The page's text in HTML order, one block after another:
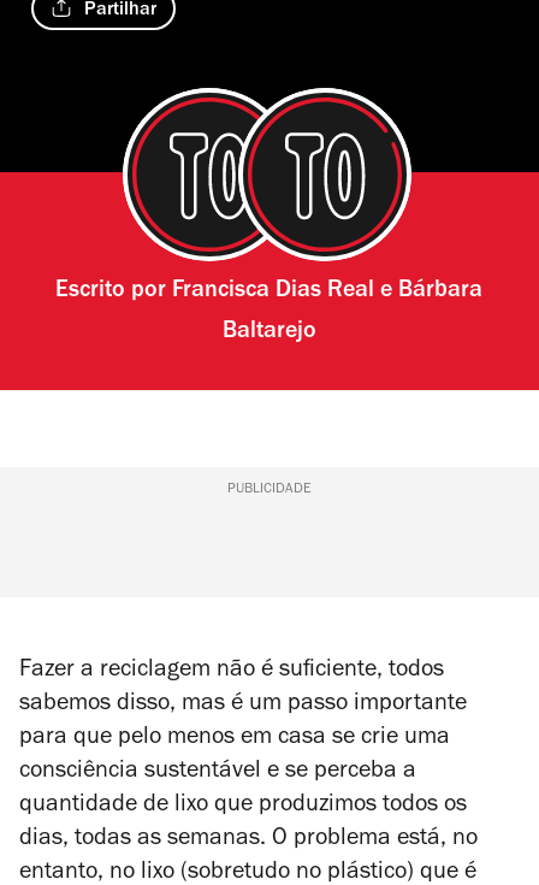
Partilhar
Escrito por Francisca Dias Real e Bárbara
Baltarejo
PUBLICIDADE
Fazer a reciclagem não é suficiente, todos
sabemos disso, mas é um passo importante
para que pelo menos em casa se crie uma
consciência sustentável e se perceba a
quantidade de lixo que produzimos todos os
dias, todas as semanas. O problema está, no
entanto, no lixo (sobretudo no plástico) que é